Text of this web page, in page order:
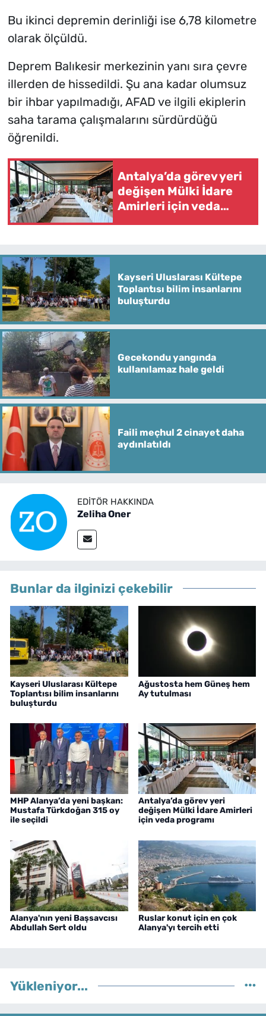
Bu ikinci depremin derinliği ise 6,78 kilometre
olarak ölçüldü.
Deprem Balıkesir merkezinin yanı sıra çevre
illerden de hissedildi. Şu ana kadar olumsuz
bir ihbar yapılmadığı, AFAD ve ilgili ekiplerin
saha tarama çalışmalarını sürdürdüğü
öğrenildi.
Antalya’da görev yeri
değişen Mülki İdare
Amirleri için veda
Kayseri Uluslarası Kültepe
Toplantısı bilim insanlarını
buluşturdu
Gecekondu yangında
kullanılamaz hale geldi
Faili meçhul 2 cinayet daha
aydınlatıldı
EDITÖR HAKKINDA
Zeliha Oner
Bunlar da ilginizi çekebilir
Kayseri Uluslarası Kültepe
Toplantısı bilim insanlarını
buluşturdu
Ağustosta hem Güneş hem
Ay tutulması
MHP Alanya’da yeni başkan:
Mustafa Türkdoğan 315 oy
ile seçildi
Antalya’da görev yeri
değişen Mülki İdare Amirleri
için veda programı
Alanya'nın yeni Başsavcısı
Abdullah Sert oldu
Ruslar konut için en çok
Alanya'yı tercih etti
Yükleniyor...